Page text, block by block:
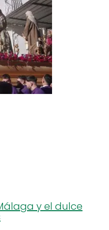
y el dulce